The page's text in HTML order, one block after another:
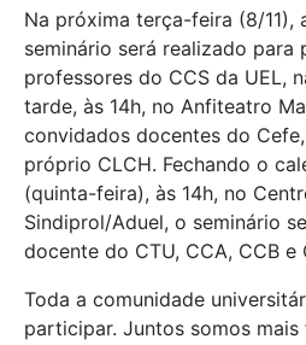
Na próxima terça-feira (8/11),
seminário será realizado para
professores do CCS da UEL,
tarde, às 14h, no Anfiteatro
convidados docentes do
próprio CLCH. Fechando o
(quinta-feira), às 14h, no
Sindiprol/Aduel, o seminário
docente do CTU, CCA, CCB e
Toda a comunidade
participar. Juntos somos mais